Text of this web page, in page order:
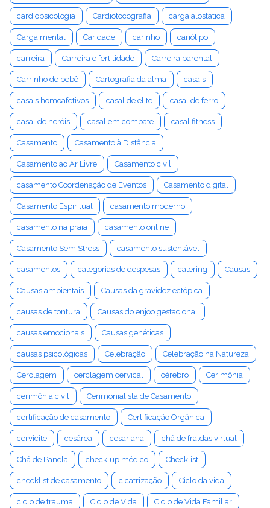
cardiopsicologia Cardiotocografia carga alostática
Carga mental Caridade carinho cariótipo
carreira Carreira e fertilidade Carreira parental
Carrinho de bebê Cartografia da alma casais
casais homoafetivos casal de elite casal de ferro
casal de heróis casal em combate casal fitness
Casamento Casamento à Distância
Casamento ao Ar Livre Casamento civil
casamento Coordenação de Eventos Casamento digital
Casamento Espiritual casamento moderno
casamento na praia casamento online
Casamento Sem Stress casamento sustentável
casamentos categorias de despesas catering Causas
Causas ambientais Causas da gravidez ectópica
causas de tontura Causas do enjoo gestacional
causas emocionais Causas genéticas
causas psicológicas Celebração Celebração na Natureza
Cerclagem cerclagem cervical cérebro Cerimônia
cerimônia civil Cerimonialista de Casamento
certificação de casamento Certificação Orgânica
cervicite cesárea cesariana chá de fraldas virtual
Chá de Panela check-up médico Checklist
checklist de casamento cicatrização Ciclo da vida
ciclo de trauma Ciclo de Vida Ciclo de Vida Familiar